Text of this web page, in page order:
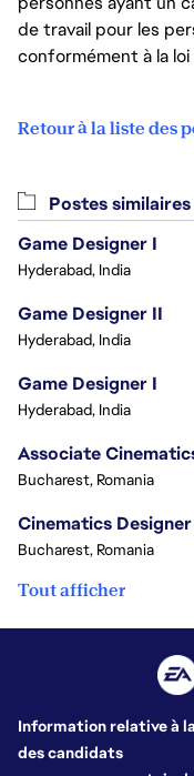
de travail pour les
conformément à la loi
Retour à la liste des
Postes similaires
Game Designer I
Hyderabad, India
Game Designer II
Hyderabad, India
Game Designer I
Hyderabad, India
Associate
Bucharest, Romania
Cinematics
Bucharest, Romania
Tout afficher
Information relative à
des candidats